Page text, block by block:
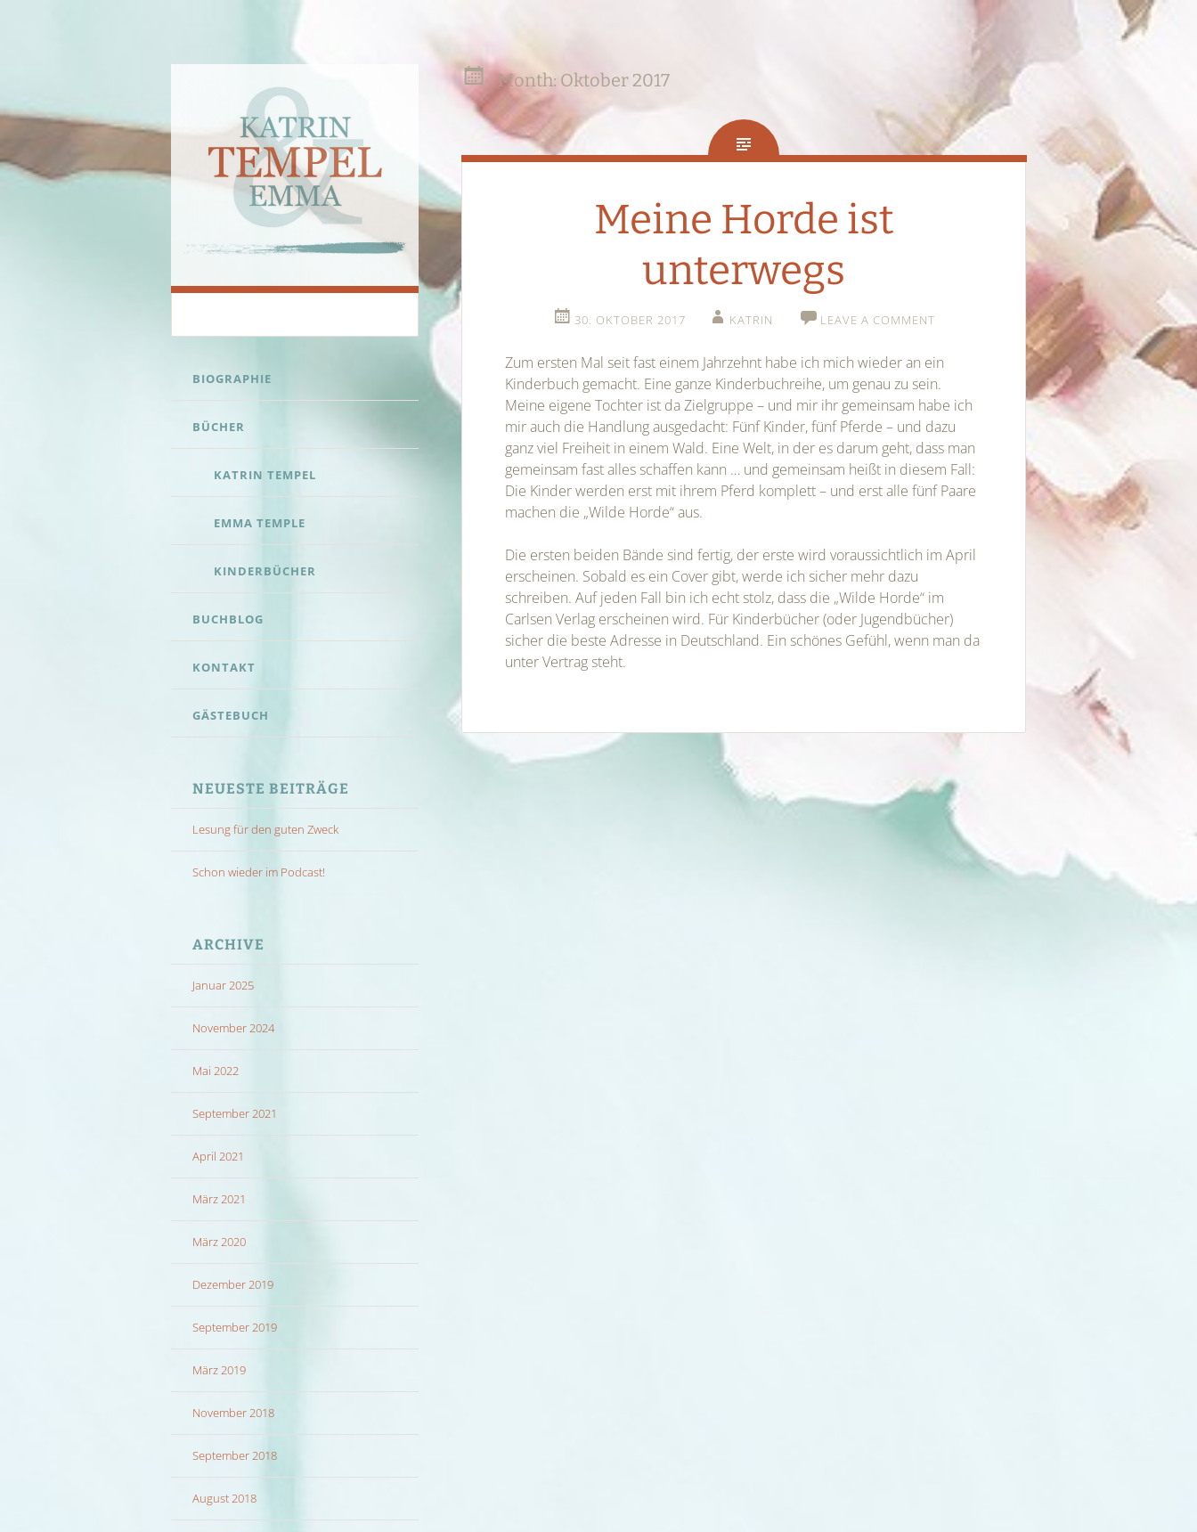
Katrin & Emma
SKIP
CONTENT
BIOGRAPHIE
BÜCHER
KATRIN TEMPEL
EMMA TEMPLE
KINDERBÜCHER
BUCHBLOG
KONTAKT
GÄSTEBUCH
NEUESTE BEITRÄGE
Lesung für den guten Zweck
Schon wieder im Podcast!
ARCHIVE
Januar 2025
November 2024
Mai 2022
September 2021
April 2021
März 2021
März 2020
Dezember 2019
September 2019
März 2019
November 2018
September 2018
August 2018
Month: Oktober 2017
Meine Horde ist
unterwegs
30. OKTOBER 2017 KATRIN LEAVE A COMMENT
Zum ersten Mal seit fast einem Jahrzehnt habe ich mich wieder an ein
Kinderbuch gemacht. Eine ganze Kinderbuchreihe, um genau zu sein.
Meine eigene Tochter ist da Zielgruppe – und mir ihr gemeinsam habe ich
mir auch die Handlung ausgedacht: Fünf Kinder, fünf Pferde – und dazu
ganz viel Freiheit in einem Wald. Eine Welt, in der es darum geht, dass man
gemeinsam fast alles schaffen kann … und gemeinsam heißt in diesem Fall:
Die Kinder werden erst mit ihrem Pferd komplett – und erst alle fünf Paare
machen die „Wilde Horde“ aus.
Die ersten beiden Bände sind fertig, der erste wird voraussichtlich im April
erscheinen. Sobald es ein Cover gibt, werde ich sicher mehr dazu
schreiben. Auf jeden Fall bin ich echt stolz, dass die „Wilde Horde“ im
Carlsen Verlag erscheinen wird. Für Kinderbücher (oder Jugendbücher)
sicher die beste Adresse in Deutschland. Ein schönes Gefühl, wenn man da
unter Vertrag steht.